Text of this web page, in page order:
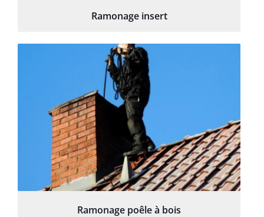
Ramonage insert
Ramonage poêle à bois